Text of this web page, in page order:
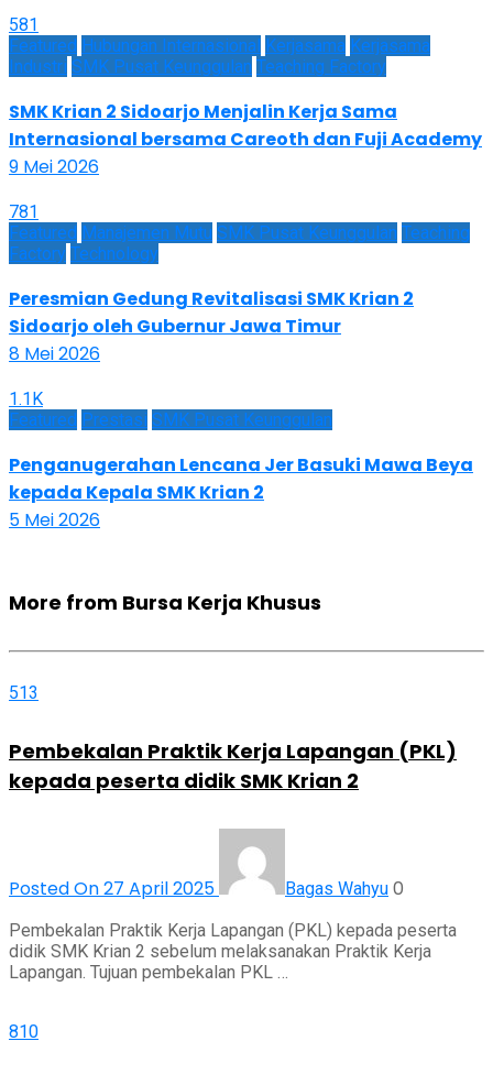
581
Featured Hubungan Internasional Kerjasama Kerjasama
Industri SMK Pusat Keunggulan Teaching Factory
SMK Krian 2 Sidoarjo Menjalin Kerja Sama
Internasional bersama Careoth dan Fuji Academy
9 Mei 2026
781
Featured Manajemen Mutu SMK Pusat Keunggulan Teaching
Factory Technology
Peresmian Gedung Revitalisasi SMK Krian 2
Sidoarjo oleh Gubernur Jawa Timur
8 Mei 2026
1.1K
Featured Prestasi SMK Pusat Keunggulan
Penganugerahan Lencana Jer Basuki Mawa Beya
kepada Kepala SMK Krian 2
5 Mei 2026
More from Bursa Kerja Khusus
513
Pembekalan Praktik Kerja Lapangan (PKL)
kepada peserta didik SMK Krian 2
Posted On 27 April 2025 Bagas Wahyu 0
Pembekalan Praktik Kerja Lapangan (PKL) kepada peserta
didik SMK Krian 2 sebelum melaksanakan Praktik Kerja
Lapangan. Tujuan pembekalan PKL …
810